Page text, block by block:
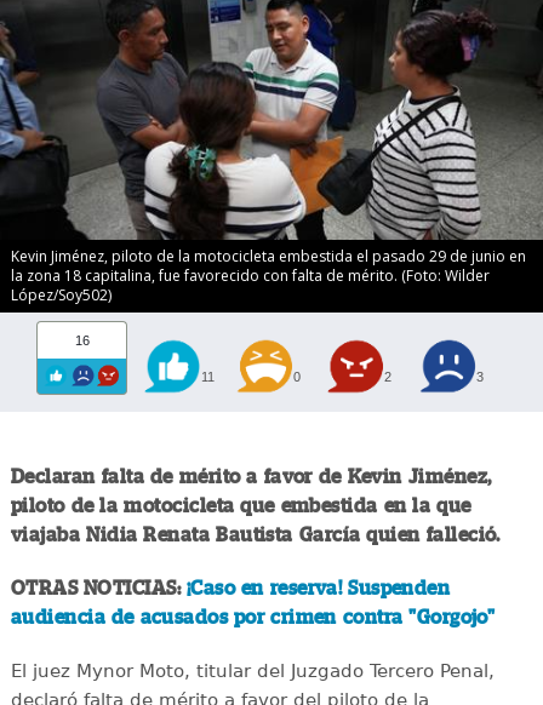
Kevin Jiménez, piloto de la motocicleta embestida el pasado 29 de junio en
la zona 18 capitalina, fue favorecido con falta de mérito. (Foto: Wilder
López/Soy502)
16
11 0 2 3
Declaran falta de mérito a favor de Kevin Jiménez,
piloto de la motocicleta que embestida en la que
viajaba Nidia Renata Bautista García quien falleció.
OTRAS NOTICIAS: ¡Caso en reserva! Suspenden
audiencia de acusados por crimen contra "Gorgojo"
El juez Mynor Moto, titular del Juzgado Tercero Penal,
declaró falta de mérito a favor del piloto de la